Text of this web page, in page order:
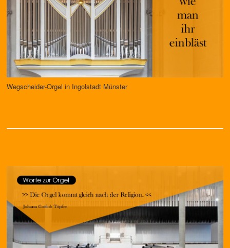
Wegscheider-Orgel in Ingolstadt Münster